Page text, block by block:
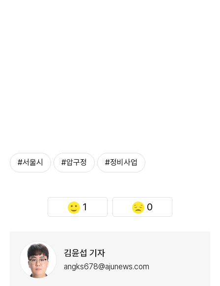
#서울시 #압구정 #정비사업
1 0
김윤섭 기자
angks678@ajunews.com